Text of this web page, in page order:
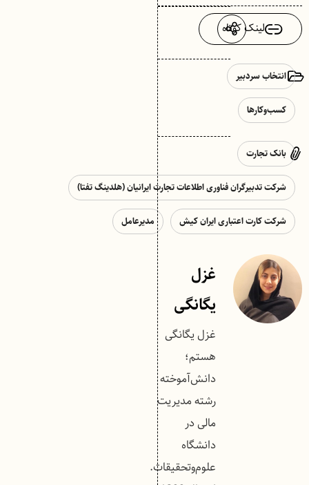
لینک کوتاه
انتخاب سردبیر
کسب‌وکارها
بانک تجارت
شرکت تدبیرگران فناوری اطلاعات تجارت ایرانیان (هلدینگ تفتا)
شرکت کارت اعتباری ایران کیش مدیرعامل
غزل
یگانگی
غزل یگانگی
هستم؛
دانش‌آموخته
رشته مدیریت
مالی در
دانشگاه
علوم‌وتحقیقات.